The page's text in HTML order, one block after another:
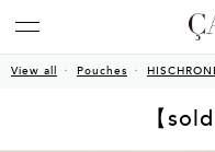
View all Pouches
【